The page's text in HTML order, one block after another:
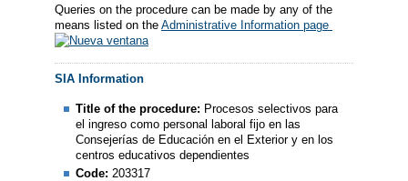
Queries on the procedure can be made by any of the
means listed on the Administrative Information page
SIA Information
Title of the procedure: Procesos selectivos para
el ingreso como personal laboral fijo en las
Consejerías de Educación en el Exterior y en los
centros educativos dependientes
Code: 203317